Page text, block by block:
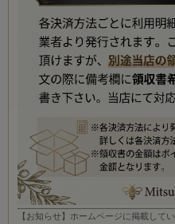
【お知らせ】ホームページに掲載して